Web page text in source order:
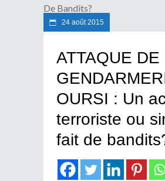
De Bandits?
24 août 2015
ATTAQUE DE
OURSI : Un
terroriste ou
fait de